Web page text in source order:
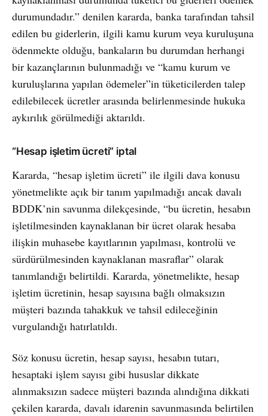
durumundadır.” denilen kararda, banka tarafından tahsil
edilen bu giderlerin, ilgili kamu kurum veya kuruluşuna
ödenmekte olduğu, bankaların bu durumdan herhangi
bir kazançlarının bulunmadığı ve “kamu kurum ve
kuruluşlarına yapılan ödemeler”in tüketicilerden talep
edilebilecek ücretler arasında belirlenmesinde hukuka
aykırılık görülmediği aktarıldı.
“Hesap işletim ücreti” iptal
Kararda, “hesap işletim ücreti” ile ilgili dava konusu
yönetmelikte açık bir tanım yapılmadığı ancak davalı
BDDK’nin savunma dilekçesinde, “bu ücretin, hesabın
işletilmesinden kaynaklanan bir ücret olarak hesaba
ilişkin muhasebe kayıtlarının yapılması, kontrolü ve
sürdürülmesinden kaynaklanan masraflar” olarak
tanımlandığı belirtildi. Kararda, yönetmelikte, hesap
işletim ücretinin, hesap sayısına bağlı olmaksızın
müşteri bazında tahakkuk ve tahsil edileceğinin
vurgulandığı hatırlatıldı.
Söz konusu ücretin, hesap sayısı, hesabın tutarı,
hesaptaki işlem sayısı gibi hususlar dikkate
alınmaksızın sadece müşteri bazında alındığına dikkati
çekilen kararda, davalı idarenin savunmasında belirtilen